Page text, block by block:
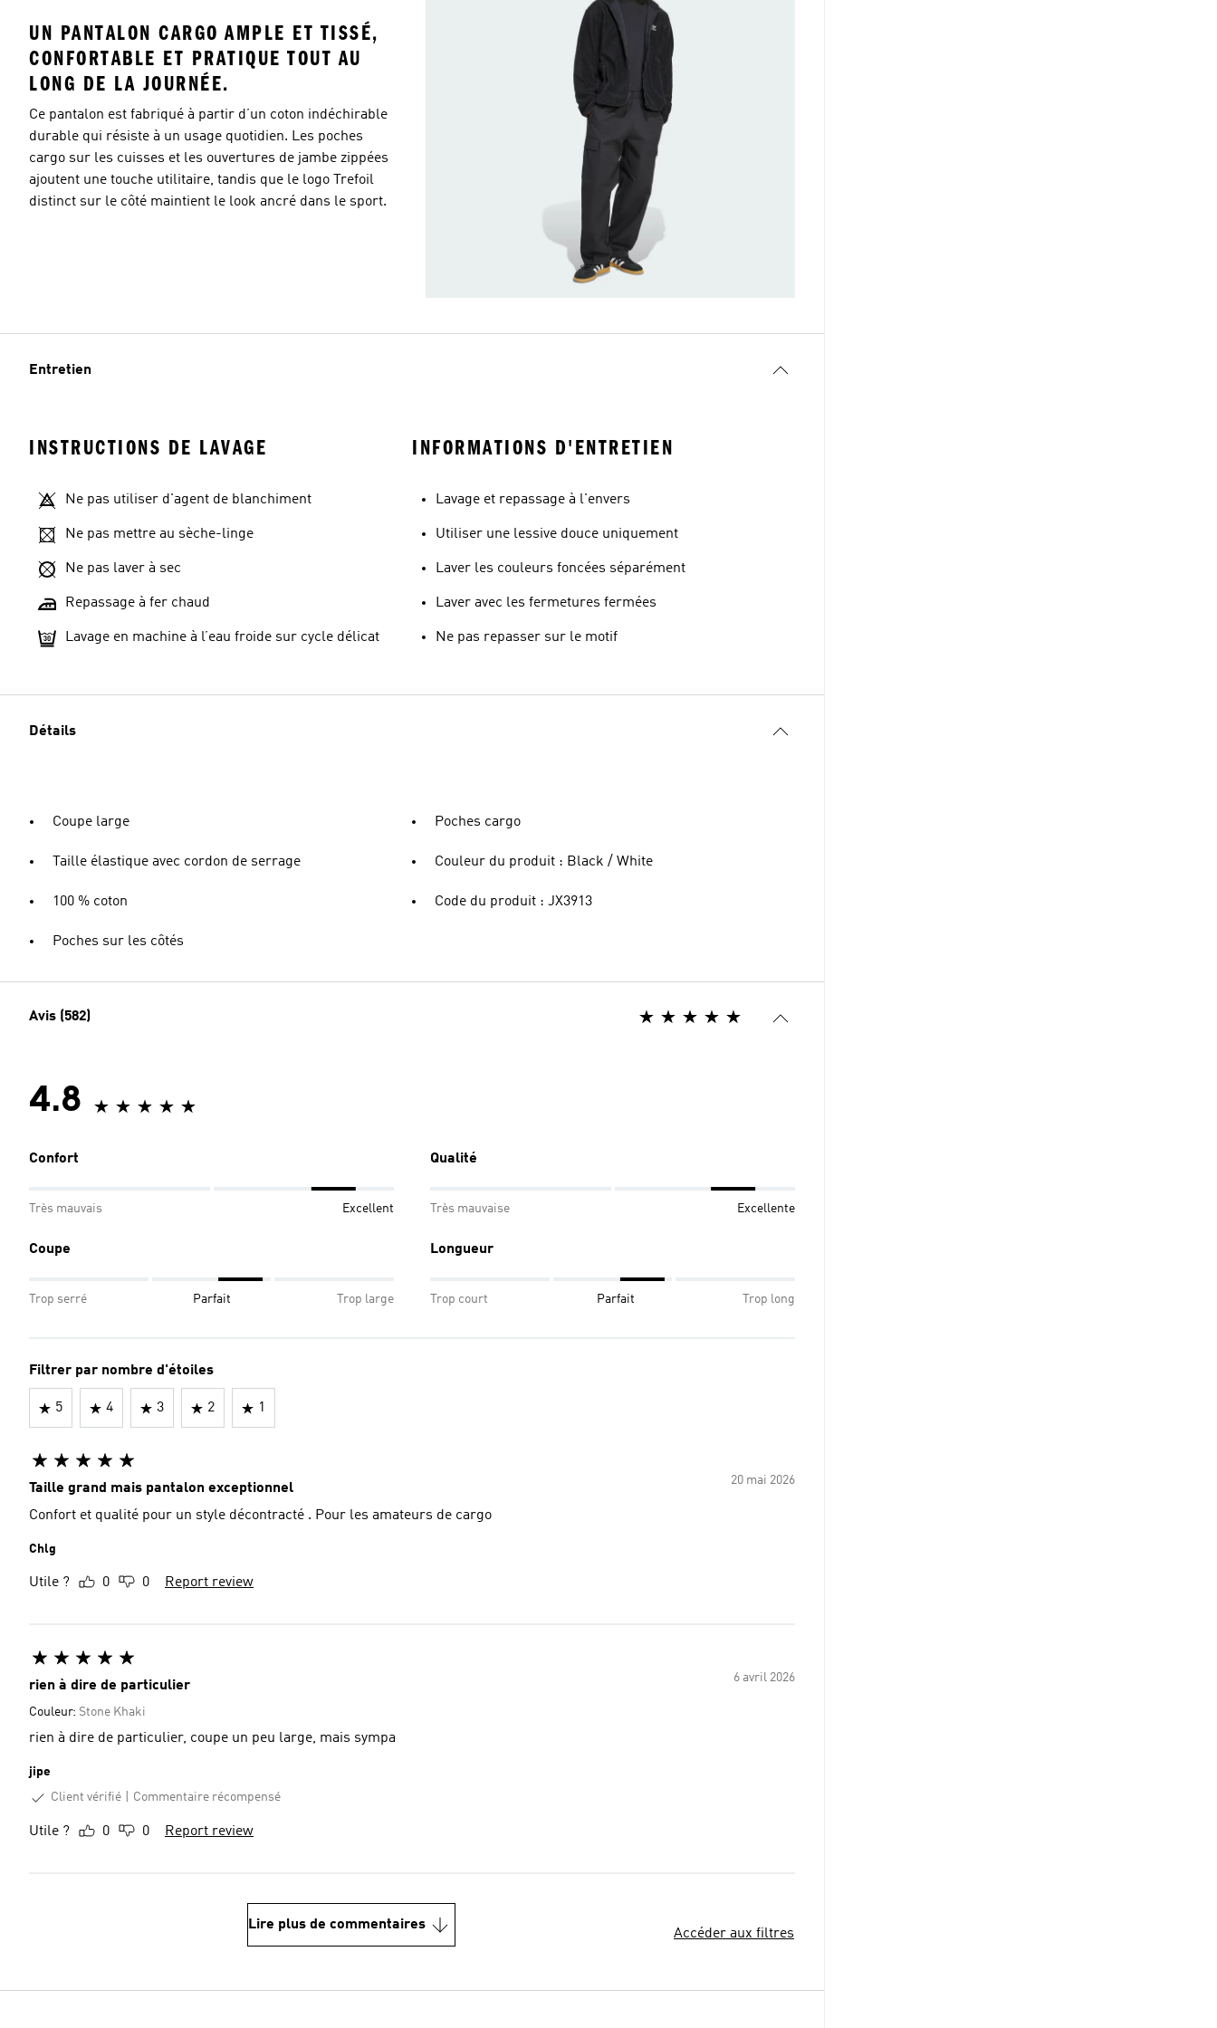
UN PANTALON CARGO AMPLE ET TISSÉ,
CONFORTABLE ET PRATIQUE TOUT AU
LONG DE LA JOURNÉE.
Ce pantalon est fabriqué à partir d’un coton indéchirable
durable qui résiste à un usage quotidien. Les poches
cargo sur les cuisses et les ouvertures de jambe zippées
ajoutent une touche utilitaire, tandis que le logo Trefoil
distinct sur le côté maintient le look ancré dans le sport.
Entretien
INSTRUCTIONS DE LAVAGE
Ne pas utiliser d'agent de blanchiment
Ne pas mettre au sèche-linge
Ne pas laver à sec
Repassage à fer chaud
Lavage en machine à l’eau froide sur cycle délicat
INFORMATIONS D'ENTRETIEN
Lavage et repassage à l'envers
Utiliser une lessive douce uniquement
Laver les couleurs foncées séparément
Laver avec les fermetures fermées
Ne pas repasser sur le motif
Détails
Coupe large
Taille élastique avec cordon de serrage
100 % coton
Poches sur les côtés
Poches cargo
Couleur du produit : Black / White
Code du produit : JX3913
Avis (582)
4.8
Confort
Très mauvais Excellent
Qualité
Très mauvaise Excellente
Coupe
Trop serré Parfait Trop large
Longueur
Trop court Parfait Trop long
Filtrer par nombre d'étoiles
5 4 3 2 1
20 mai 2026
Taille grand mais pantalon exceptionnel
Confort et qualité pour un style décontracté . Pour les amateurs de cargo
Chlg
Utile ? 0 0 Report review
6 avril 2026
rien à dire de particulier
Couleur: Stone Khaki
rien à dire de particulier, coupe un peu large, mais sympa
jipe
Client vérifié
Commentaire récompensé
Utile ? 0 0 Report review
Lire plus de commentaires
Accéder aux filtres